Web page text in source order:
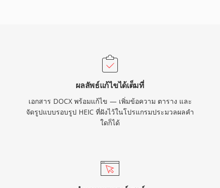
ผลลัพธ์แก้ไขได้เต็มที่
เอกสาร DOCX พร้อมแก้ไข — เพิ่มข้อความ ตาราง และ
จัดรูปแบบรอบรูป HEIC ที่ฝังไว้ในโปรแกรมประมวลผลคำ
ใดก็ได้